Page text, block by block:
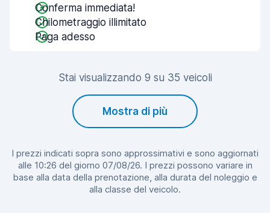
Conferma immediata!
Chilometraggio illimitato
Paga adesso
Stai visualizzando 9 su 35 veicoli
Mostra di più
I prezzi indicati sopra sono approssimativi e sono aggiornati
alle 10:26 del giorno 07/08/26. I prezzi possono variare in
base alla data della prenotazione, alla durata del noleggio e
alla classe del veicolo.